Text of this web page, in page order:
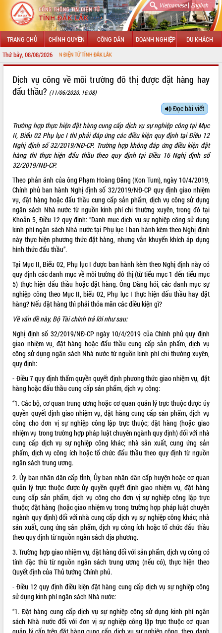
Vietnamese| English
TRANG CHỦ CHÍNH QUYỀN CÔNG DÂN DOANH NGHIỆP DU KHÁCH
Thứ bảy, 08/08/2026
THÔNG TIN ĐIỆN TỬ TỈNH ĐẮK LẮK
LÃNH ĐẠO UBND TỈNH
SỞ, BAN, NGÀNH
UBND CÁC XÃ, PHƯỜNG
HỆ THỐNG VĂN BẢN
VĂN BẢN HĐND TỈNH
ĐIỂM TIN VĂN BẢN
VIDEO
Không có file video nào để phát.
ALBUM ẢNH
LIÊN KẾT WEB
Dịch vụ công về môi trường đô thị được đặt hàng hay
đấu thầu? (11/06/2020, 16:08)
Đọc bài viết
Trường hợp thực hiện đặt hàng cung cấp dịch vụ sự nghiệp công tại Mục
II, Biểu 02 Phụ lục I thì phải đáp ứng các điều kiện quy định tại Điều 12
Nghị định số 32/2019/NĐ-CP. Trường hợp không đáp ứng điều kiện đặt
hàng thì thực hiện đấu thầu theo quy định tại Điều 16 Nghị định số
32/2019/NĐ-CP.
Theo phản ánh của ông Phạm Hoàng Đăng (Kon Tum), ngày 10/4/2019,
Chính phủ ban hành Nghị định số 32/2019/NĐ-CP quy định giao nhiệm
vụ, đặt hàng hoặc đấu thầu cung cấp sản phẩm, dịch vụ công sử dụng
ngân sách Nhà nước từ nguồn kinh phí chi thường xuyên, trong đó tại
Khoản 5, Điều 12 quy định: “Danh mục dịch vụ sự nghiệp công sử dụng
kinh phí ngân sách Nhà nước tại Phụ lục I ban hành kèm theo Nghị định
này thực hiện phương thức đặt hàng, nhưng vẫn khuyến khích áp dụng
hình thức đấu thầu”.
Tại Mục II, Biểu 02, Phụ lục I được ban hành kèm theo Nghị định này có
quy định các danh mục về môi trường đô thị (từ tiểu mục 1 đến tiểu mục
5) thực hiện đấu thầu hoặc đặt hàng. Ông Đăng hỏi, các danh mục sự
nghiệp công theo Mục II, biểu 02, Phụ lục I thực hiện đấu thầu hay đặt
hàng? Nếu đặt hàng thì phải thỏa mãn các điều kiện gì?
Về vấn đề này, Bộ Tài chính trả lời như sau:
Nghị định số 32/2019/NĐ-CP ngày 10/4/2019 của Chính phủ quy định
giao nhiệm vụ, đặt hàng hoặc đấu thầu cung cấp sản phẩm, dịch vụ
công sử dụng ngân sách Nhà nước từ nguồn kinh phí chi thường xuyên,
quy định:
- Điều 7 quy định thẩm quyền quyết định phương thức giao nhiệm vụ, đặt
hàng hoặc đấu thầu cung cấp sản phẩm, dịch vụ công:
“1. Các bộ, cơ quan trung ương hoặc cơ quan quản lý trực thuộc được ủy
quyền quyết định giao nhiệm vụ, đặt hàng cung cấp sản phẩm, dịch vụ
công cho đơn vị sự nghiệp công lập trực thuộc; đặt hàng (hoặc giao
nhiệm vụ trong trường hợp pháp luật chuyên ngành quy định) đối với nhà
cung cấp dịch vụ sự nghiệp công khác; nhà sản xuất, cung ứng sản
phẩm, dịch vụ công ích hoặc tổ chức đấu thầu theo quy định từ nguồn
ngân sách trung ương.
2. Ủy ban nhân dân cấp tỉnh, Ủy ban nhân dân cấp huyện hoặc cơ quan
quản lý trực thuộc được ủy quyền quyết định giao nhiệm vụ, đặt hàng
cung cấp sản phẩm, dịch vụ công cho đơn vị sự nghiệp công lập trực
thuộc; đặt hàng (hoặc giao nhiệm vụ trong trường hợp pháp luật chuyên
ngành quy định) đối với nhà cung cấp dịch vụ sự nghiệp công khác; nhà
sản xuất, cung ứng sản phẩm, dịch vụ công ích hoặc tổ chức đấu thầu
theo quy định từ nguồn ngân sách địa phương.
3. Trường hợp giao nhiệm vụ, đặt hàng đối với sản phẩm, dịch vụ công có
tính đặc thù từ nguồn ngân sách trung ương (nếu có), thực hiện theo
Quyết định của Thủ tướng Chính phủ.
- Điều 12 quy định điều kiện đặt hàng cung cấp dịch vụ sự nghiệp công
sử dụng kinh phí ngân sách Nhà nước:
“1. Đặt hàng cung cấp dịch vụ sự nghiệp công sử dụng kinh phí ngân
sách Nhà nước đối với đơn vị sự nghiệp công lập trực thuộc cơ quan